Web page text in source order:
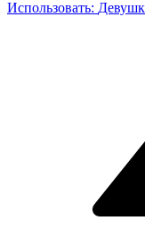
Использовать: